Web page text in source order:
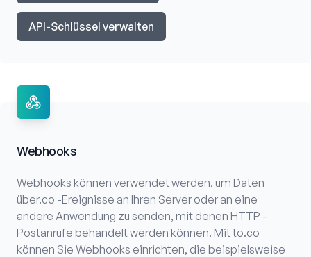
API-Schlüssel verwalten
Webhooks
Webhooks können verwendet werden, um Daten
über.co -Ereignisse an Ihren Server oder an eine
andere Anwendung zu senden, mit denen HTTP -
Postanrufe behandelt werden können. Mit to.co
können Sie Webhooks einrichten, die beispielsweise